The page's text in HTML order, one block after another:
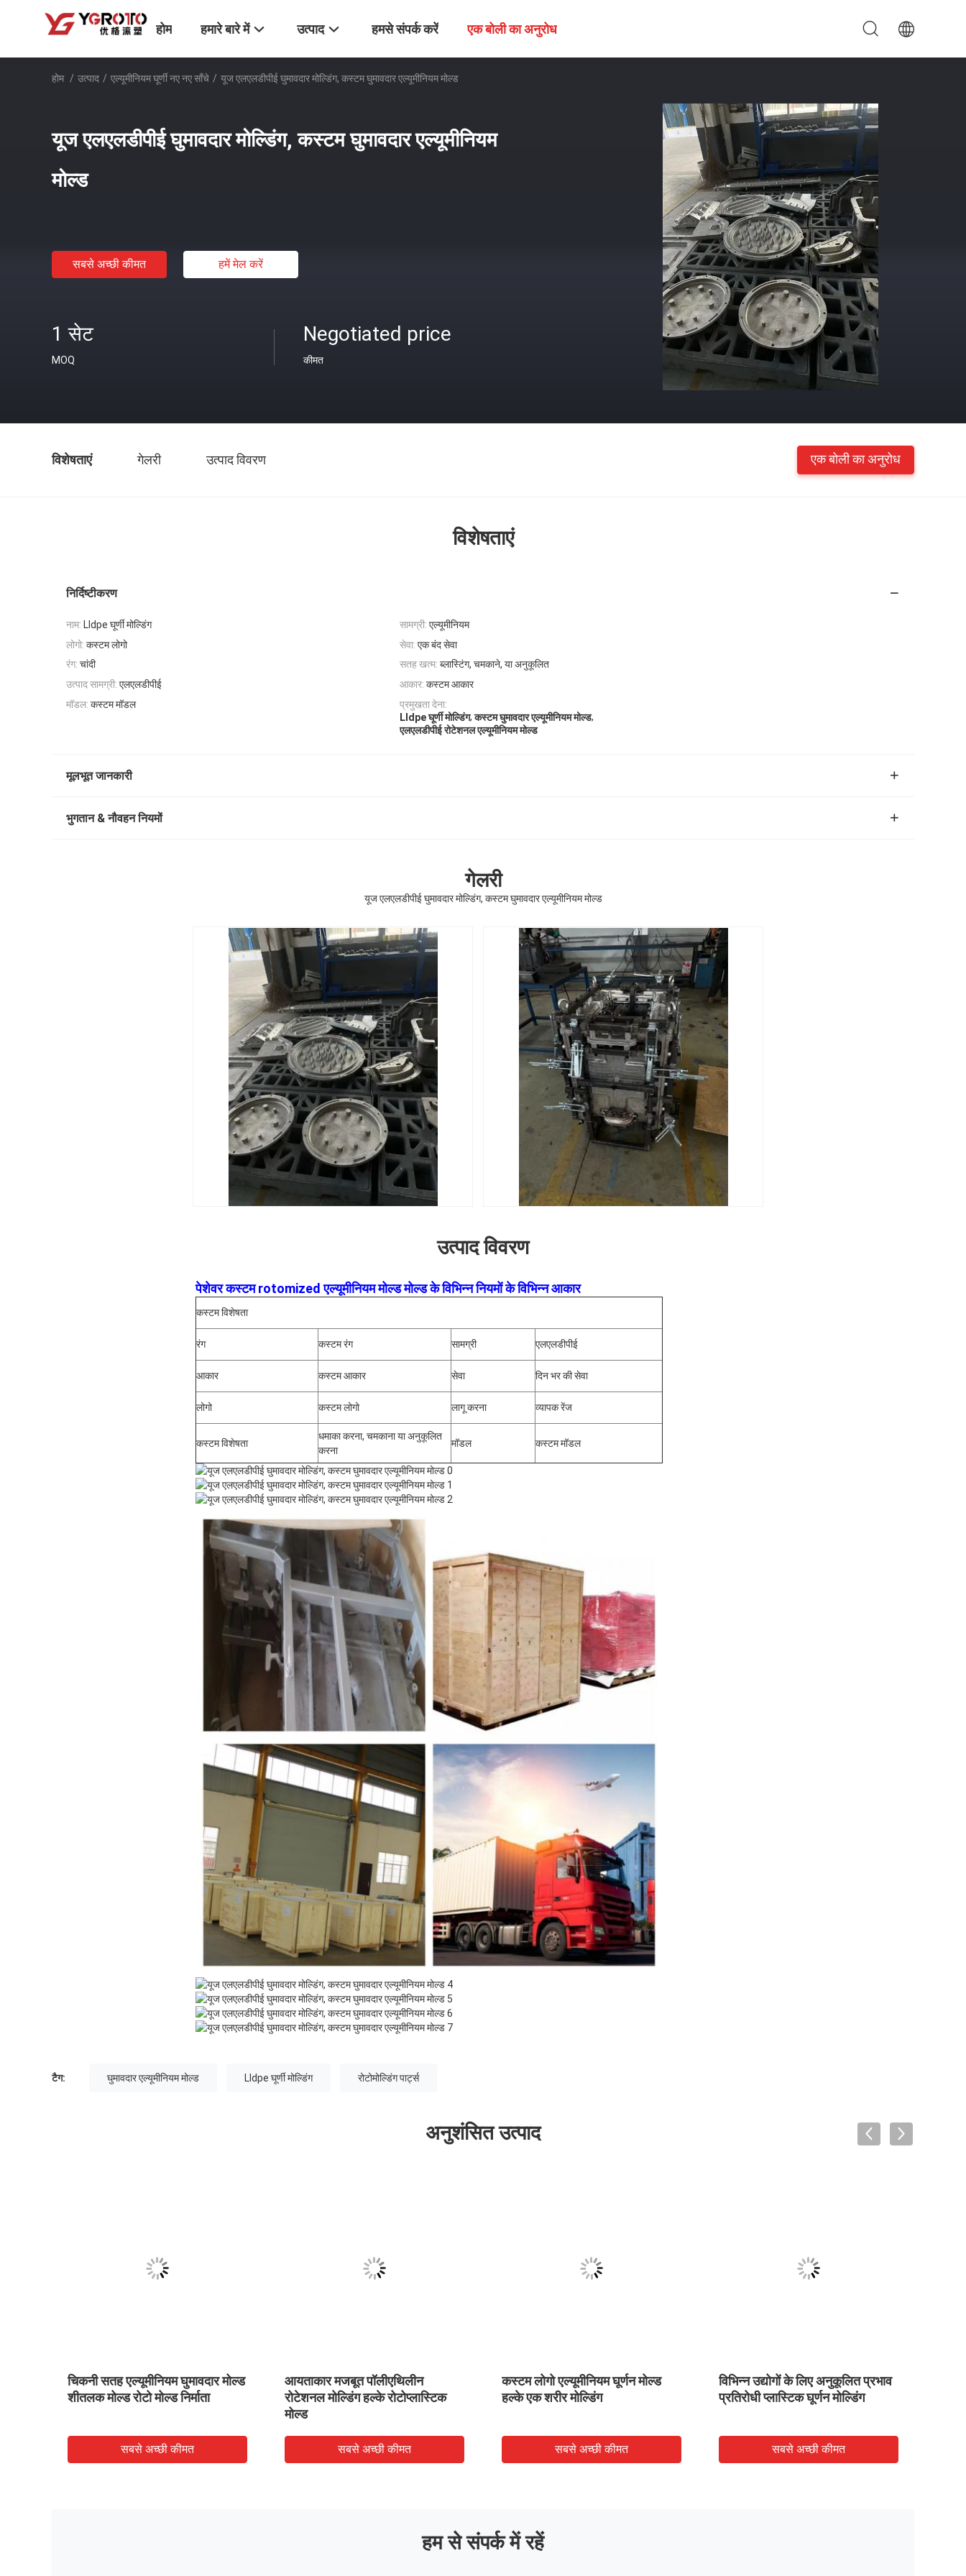
होम हमारे बारे में उत्पाद हमसे संपर्क करें एक बोली का अनुरोध
होम / उत्पाद / एल्यूमीनियम घूर्णी नए नए साँचे / यूज एलएलडीपीई घुमावदार मोल्डिंग, कस्टम घुमावदार एल्यूमीनियम मोल्ड
यूज एलएलडीपीई घुमावदार मोल्डिंग, कस्टम घुमावदार एल्यूमीनियम
मोल्ड
सबसे अच्छी कीमत हमें मेल करें
1 सेट
MOQ
Negotiated price
कीमत
विशेषताएं गेलरी उत्पाद विवरण एक बोली का अनुरोध
विशेषताएं
निर्दिष्टीकरण
नाम: Lldpe घूर्णी मोल्डिंग सामग्री: एल्यूमीनियम
लोगो: कस्टम लोगो सेवा: एक बंद सेवा
रंग: चांदी सतह खत्म: ब्लास्टिंग, चमकाने, या अनुकूलित
उत्पाद सामग्री: एलएलडीपीई आकार: कस्टम आकार
मॉडल: कस्टम मॉडल
प्रमुखता देना:
Lldpe घूर्णी मोल्डिंग,कस्टम घुमावदार एल्यूमीनियम मोल्ड,
एलएलडीपीई रोटेशनल एल्यूमीनियम मोल्ड
मूलभूत जानकारी
भुगतान & नौवहन नियमों
गेलरी
यूज एलएलडीपीई घुमावदार मोल्डिंग, कस्टम घुमावदार एल्यूमीनियम मोल्ड
उत्पाद विवरण
पेशेवर कस्टम rotomized एल्यूमीनियम मोल्ड मोल्ड के विभिन्न नियमों के विभिन्न आकार
कस्टम विशेषता
रंग कस्टम रंग सामग्री एलएलडीपीई
आकार कस्टम आकार सेवा दिन भर की सेवा
लोगो कस्टम लोगो लागू करना व्यापक रेंज
कस्टम विशेषता
धमाका करना, चमकाना या अनुकूलित
करना
मॉडल कस्टम मॉडल
टैग: घुमावदार एल्यूमीनियम मोल्ड Lldpe घूर्णी मोल्डिंग रोटोमोल्डिंग पार्ट्स
अनुशंसित उत्पाद
चिकनी सतह एल्यूमीनियम घुमावदार मोल्ड
शीतलक मोल्ड रोटो मोल्ड निर्माता
सबसे अच्छी कीमत
आयताकार मजबूत पॉलीएथिलीन
रोटेशनल मोल्डिंग हल्के रोटोप्लास्टिक
मोल्ड
सबसे अच्छी कीमत
कस्टम लोगो एल्यूमीनियम घूर्णन मोल्ड
हल्के एक शरीर मोल्डिंग
सबसे अच्छी कीमत
विभिन्न उद्योगों के लिए अनुकूलित प्रभाव
प्रतिरोधी प्लास्टिक घूर्णन मोल्डिंग
सबसे अच्छी कीमत
हम से संपर्क में रहें